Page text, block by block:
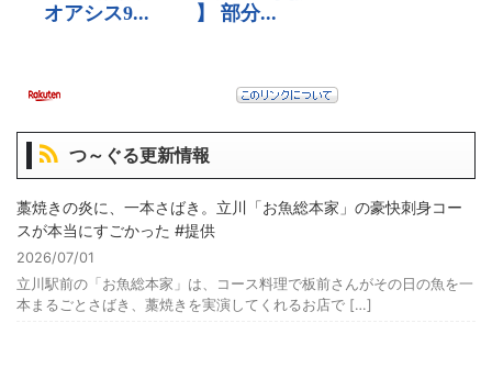
つ～ぐる更新情報
藁焼きの炎に、一本さばき。立川「お魚総本家」の豪快刺身コー
スが本当にすごかった #提供
2026/07/01
立川駅前の「お魚総本家」は、コース料理で板前さんがその日の魚を一
本まるごとさばき、藁焼きを実演してくれるお店で […]